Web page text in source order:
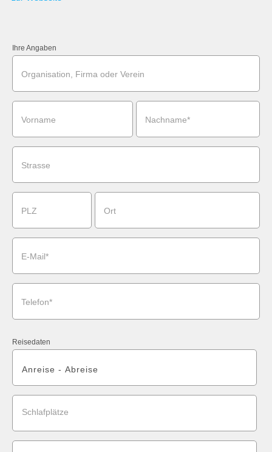
Ihre Angaben
Organisation, Firma oder Verein
Vorname Nachname*
Strasse
PLZ Ort
E-Mail*
Telefon*
Reisedaten
Schlafplätze